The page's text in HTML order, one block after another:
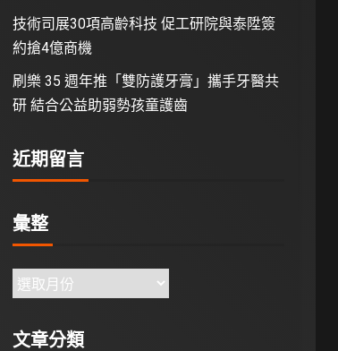
技術司展30項高齡科技 促工研院與泰陞簽
約搶4億商機
刷樂 35 週年推「雙防護牙膏」攜手牙醫共
研 結合公益助弱勢孩童護齒
近期留言
彙整
文章分類